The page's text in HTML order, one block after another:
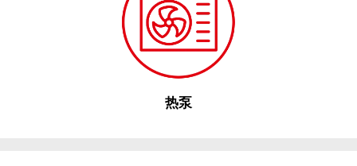
热泵